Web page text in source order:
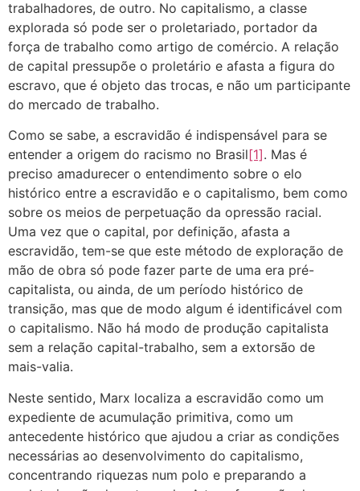
trabalhadores, de outro. No capitalismo, a classe
explorada só pode ser o proletariado, portador da
força de trabalho como artigo de comércio. A relação
de capital pressupõe o proletário e afasta a figura do
escravo, que é objeto das trocas, e não um participante
do mercado de trabalho.
Como se sabe, a escravidão é indispensável para se
entender a origem do racismo no Brasil[1]. Mas é
preciso amadurecer o entendimento sobre o elo
histórico entre a escravidão e o capitalismo, bem como
sobre os meios de perpetuação da opressão racial.
Uma vez que o capital, por definição, afasta a
escravidão, tem-se que este método de exploração de
mão de obra só pode fazer parte de uma era pré-
capitalista, ou ainda, de um período histórico de
transição, mas que de modo algum é identificável com
o capitalismo. Não há modo de produção capitalista
sem a relação capital-trabalho, sem a extorsão de
mais-valia.
Neste sentido, Marx localiza a escravidão como um
expediente de acumulação primitiva, como um
antecedente histórico que ajudou a criar as condições
necessárias ao desenvolvimento do capitalismo,
concentrando riquezas num polo e preparando a